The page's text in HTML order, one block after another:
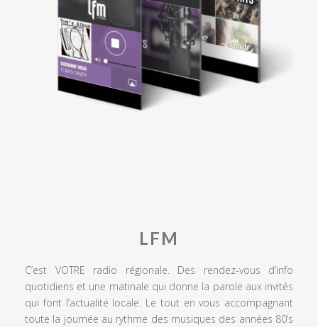
LFM
C’est VOTRE radio régionale. Des rendez-vous d’info
quotidiens et une matinale qui donne la parole aux invités
qui font l’actualité locale. Le tout en vous accompagnant
toute la journée au rythme des musiques des années 80’s